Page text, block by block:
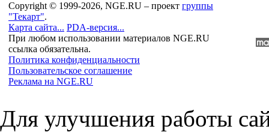
Copyright © 1999-2026, NGE.RU – проект группы
"Текарт".
Карта сайта... PDA-версия...
При любом использовании материалов NGE.RU
ссылка обязательна.
Политика конфиденциальности
Пользовательское соглашение
Реклама на NGE.RU
Для улучшения работы